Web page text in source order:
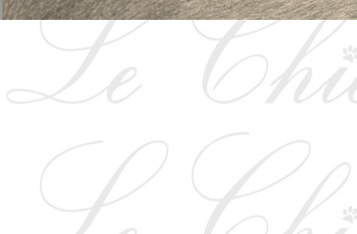
HUNDKLÄDER, HUNDVÄSKOR, HUNDACCESSOARER, HUND KLÄDER,